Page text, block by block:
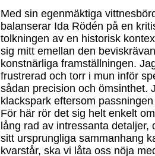
Med sin egenmäktiga
balanserar Ida Rödén på en
tolkningen av en historisk
sig mitt emellan den
konstnärliga framställningen.
frustrerad och torr i mun inför
sådan precision och ömsinthet.
klackspark eftersom
För här rör det sig helt enkelt
lång rad av intressanta
sitt ursprungliga sammanhang
kvarstår, ska vi låta oss nöja